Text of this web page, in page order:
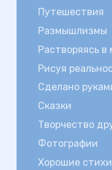
Путешествия
Размышлизмы
Растворяясь в
Рисуя
Сделано
Сказки
Творчество
Фотографии
Хорошие стихи